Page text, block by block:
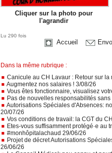
Cliquer sur la photo pour
l'agrandir
Lu 290 fois
Accueil
Dans la même rubrique :
Canicule au CH Lavaur : Retour sur
Augmentez nos salaires ! 3/08/26
Vous êtes fonctionnaire, visualisez
Pas de nouvelles responsabilités
Autorisations Spéciales d'Absences:
20/07/26
Vos conditions de travail: la CGT du
Etes-vous suffisamment protégé·e au
#monhôpitalachaud 29/06/26
Projet de décret Autorisations
26/06/26